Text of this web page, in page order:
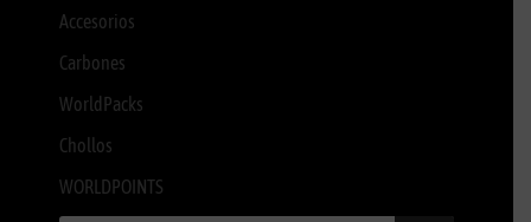
Accesorios
Carbones
WorldPacks
Chollos
WORLDPOINTS